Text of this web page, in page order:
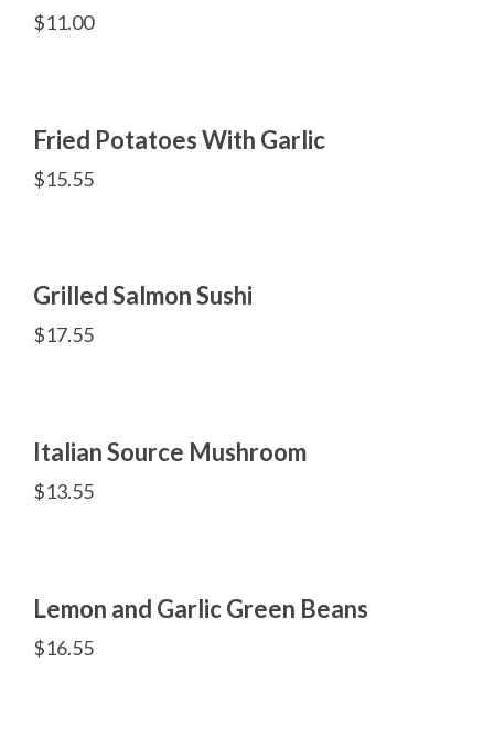
$11.00
Fried Potatoes With Garlic
$15.55
Grilled Salmon Sushi
$17.55
Italian Source Mushroom
$13.55
Lemon and Garlic Green Beans
$16.55